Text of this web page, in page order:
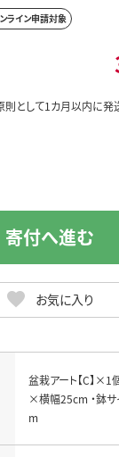
ライン申請対象
則として1カ月以内に
お気に入り
寄付へ進む
盆栽アート【C】×1
×横幅25cm ・鉢
m